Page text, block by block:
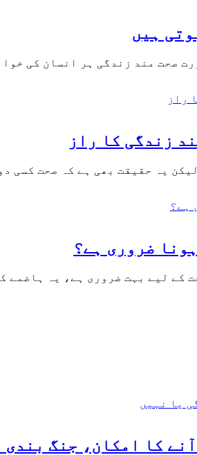
ہیں
صحت مند زندگی ہر انسان کی
زندگی کا راز
یہ حقیقت بھی ہے کہ صحت کسی
ضروری ہے؟
کے لیے بہت ضروری ہے، یہ ہاضمے
کا امکان، جنگ